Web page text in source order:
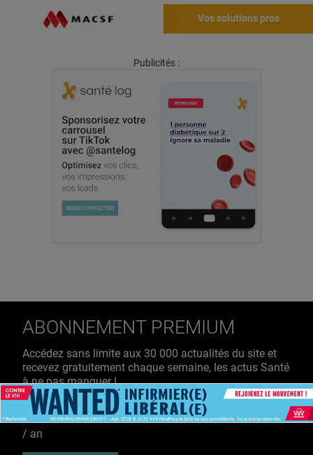
Vos solutions pros
Publicités :
ABONNEMENT PREMIUM
Accédez sans limite aux 30 000 actualités du site et
recevez gratuitement chaque semaine, les actus Santé
à ne pas manquer !
39€ TTC
/ an